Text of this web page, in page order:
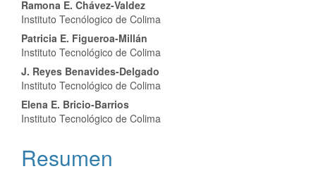
del
artículo
Ramona E. Chávez-Valdez
Instituto Tecnólogico de Colima
Patricia E. Figueroa-Millán
Instituto Tecnológico de Colima
J. Reyes Benavides-Delgado
Instituto Tecnológico de Colima
Elena E. Bricio-Barrios
Instituto Tecnológico de Colima
Resumen